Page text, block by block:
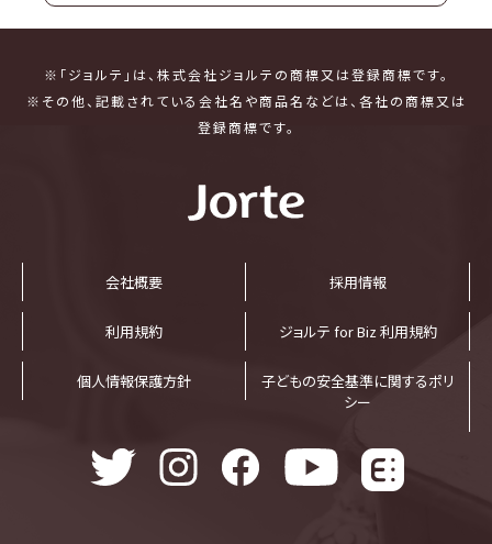
※「ジョルテ」は、株式会社ジョルテの商標又は登録商標です。
※その他、記載されている会社名や商品名などは、各社の商標又は
登録商標です。
会社概要 採⽤情報
利⽤規約 ジョルテ for Biz 利⽤規約
個⼈情報保護⽅針
子どもの安全基準に関するポリ
シー